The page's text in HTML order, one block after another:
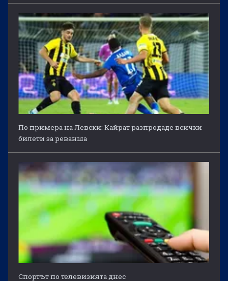
По примера на Левски: Кайрат разпродаде всички
билети за реванша
Спортът по телевизията днес